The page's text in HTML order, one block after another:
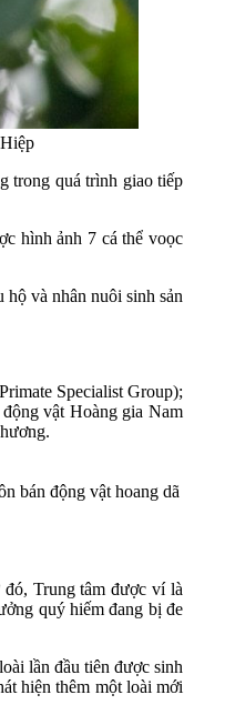
trong quá trình giao tiếp
hình ảnh 7 cá thể voọc
và nhân nuôi sinh sản
Specialist Group);
vật Hoàng gia Nam
bán động vật hoang dã
Trung tâm được ví là
quý hiếm đang bị đe
lần đầu tiên được sinh
hiện thêm một loài mới